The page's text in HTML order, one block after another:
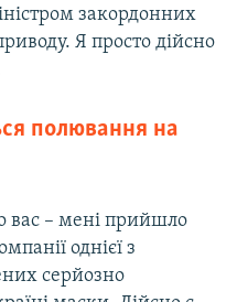
закордонних
Я просто дійсно
полювання на
вас – мені прийшло
однієї з
серйозно